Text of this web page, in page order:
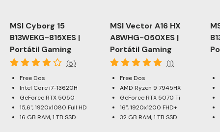
MSI Cyborg 15
B13WEKG-815XES |
Portátil Gaming
(5)
Free Dos
Intel Core i7-13620H
GeForce RTX 5050
15,6", 1920x1080 Full HD
16 GB RAM, 1 TB SSD
MSI Vector A16 HX
A8WHG-050XES |
Portátil Gaming
(1)
Free Dos
AMD Ryzen 9 7945HX
GeForce RTX 5070 Ti
16", 1920x1200 FHD+
32 GB RAM, 1 TB SSD